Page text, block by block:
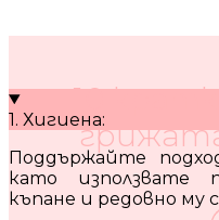
10
1. Хигиена:
Поддържайте
като използвате
къпане и редовно му